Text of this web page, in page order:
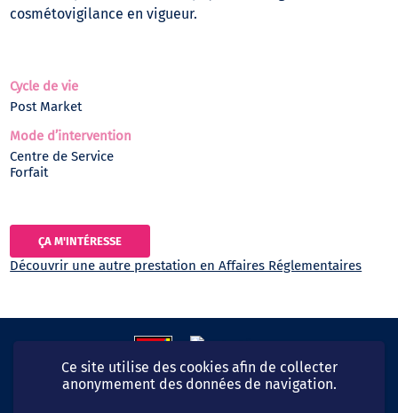
Ce site utilise des cookies afin de collecter
anonymement des données de navigation.
cosmétovigilance en vigueur.
Cycle de vie
Post Market
Mode d’intervention
Centre de Service
Forfait
ÇA M'INTÉRESSE
Découvrir une autre prestation en Affaires Réglementaires